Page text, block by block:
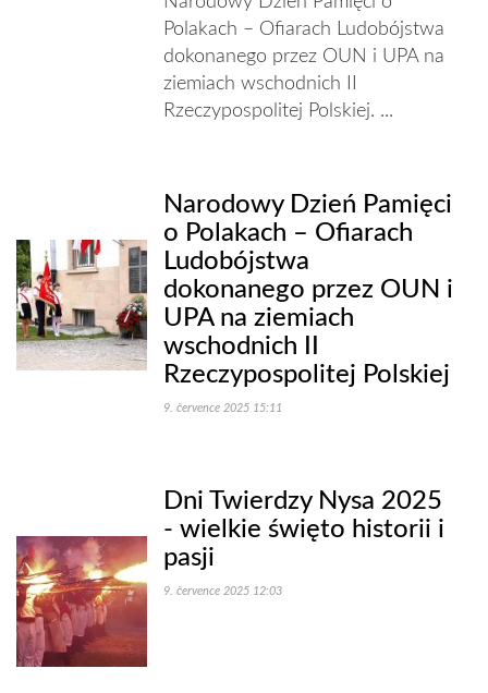
Polakach – Ofiarach Ludobójstwa
dokonanego przez OUN i UPA na
ziemiach wschodnich II
Rzeczypospolitej Polskiej. ...
Narodowy Dzień Pamięci
o Polakach – Ofiarach
Ludobójstwa
dokonanego przez OUN i
UPA na ziemiach
wschodnich II
Rzeczypospolitej Polskiej
9. července 2025 15:11
Dni Twierdzy Nysa 2025
- wielkie święto historii i
pasji
9. července 2025 12:03